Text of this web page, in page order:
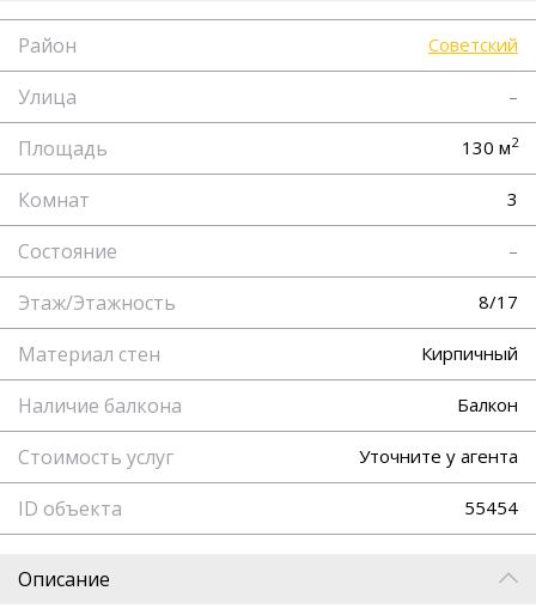
Район Советский
Улица –
Площадь 130 м2
Комнат 3
Состояние –
Этаж/Этажность 8/17
Материал стен Кирпичный
Наличие балкона Балкон
Стоимость услуг Уточните у агента
ID объекта 55454
Описание